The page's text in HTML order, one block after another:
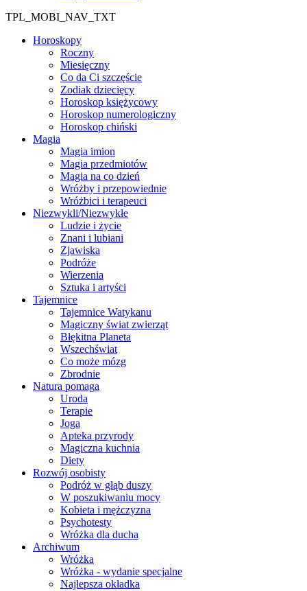
TPL_MOBI_NAV_TXT
Horoskopy
Roczny
Miesięczny
Co da Ci szczęście
Zodiak dziecięcy
Horoskop księżycowy
Horoskop numerologiczny
Horoskop chiński
Magia
Magia imion
Magia przedmiotów
Magia na co dzień
Wróżby i przepowiednie
Wróżbici i terapeuci
Niezwykli/Niezwykłe
Ludzie i życie
Znani i lubiani
Zjawiska
Podróże
Wierzenia
Sztuka i artyści
Tajemnice
Tajemnice Watykanu
Magiczny świat zwierząt
Błękitna Planeta
Wszechświat
Co może mózg
Zbrodnie
Natura pomaga
Uroda
Terapie
Joga
Apteka przyrody
Magiczna kuchnia
Diety
Rozwój osobisty
Podróż w głąb duszy
W poszukiwaniu mocy
Kobieta i mężczyzna
Psychotesty
Wróżka dla ducha
Archiwum
Wróżka
Wróżka - wydanie specjalne
Najlepsza okładka